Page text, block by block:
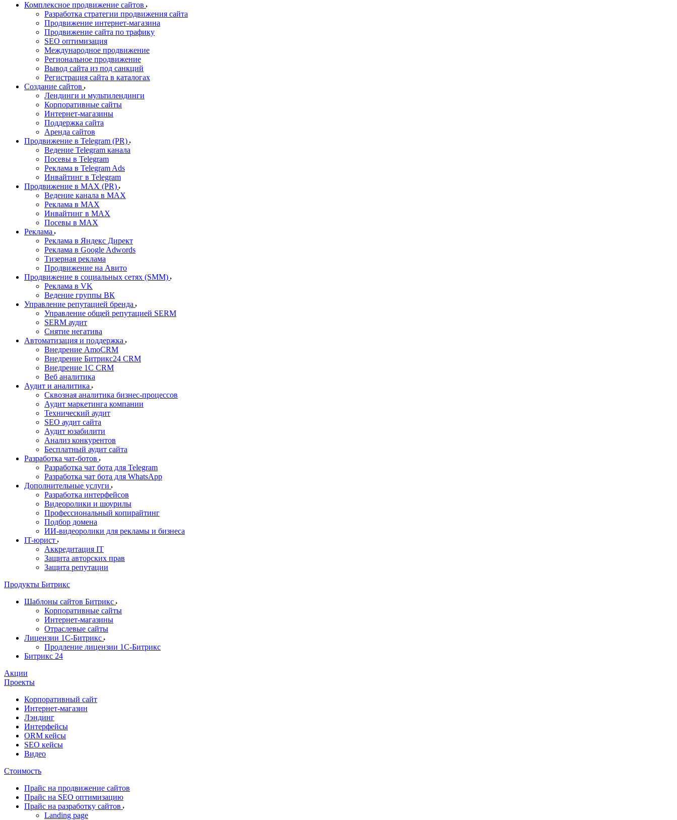
Комплексное продвижение сайтов
Разработка стратегии продвижения сайта
Продвижение интернет-магазина
Продвижение сайта по трафику
SEO оптимизация
Международное продвижение
Региональное продвижение
Вывод сайта из под санкций
Регистрация сайта в каталогах
Создание сайтов
Лендинги и мультилендинги
Корпоративные сайты
Интернет-магазины
Поддержка сайта
Аренда сайтов
Продвижение в Telegram (PR)
Ведение Telegram канала
Посевы в Telegram
Реклама в Telegram Ads
Инвайтинг в Telegram
Продвижение в MAX (PR)
Ведение канала в MAX
Реклама в MAX
Инвайтинг в MAX
Посевы в MAX
Реклама
Реклама в Яндекс Директ
Реклама в Google Adwords
Тизерная реклама
Продвижение на Авито
Продвижение в социальных сетях (SMM)
Реклама в VK
Ведение группы ВК
Управление репутацией бренда
Управление общей репутацией SERM
SERM аудит
Снятие негатива
Автоматизация и поддержка
Внедрение AmoCRM
Внедрение Битрикс24 CRM
Внедрение 1C CRM
Веб аналитика
Аудит и аналитика
Сквозная аналитика бизнес-процессов
Аудит маркетинга компании
Технический аудит
SEO аудит сайта
Аудит юзабилити
Анализ конкурентов
Бесплатный аудит сайта
Разработка чат-ботов
Разработка чат бота для Telegram
Разработка чат бота для WhatsApp
Дополнительные услуги
Разработка интерфейсов
Видеоролики и шоурилы
Профессиональный копирайтинг
Подбор домена
ИИ-видеоролики для рекламы и бизнеса
IT-юрист
Аккредитация IT
Защита авторских прав
Защита репутации
Продукты Битрикс
Шаблоны сайтов Битрикс
Корпоративные сайты
Интернет-магазины
Отраслевые сайты
Лицензии 1С-Битрикс
Продление лицензии 1С-Битрикс
Битрикс 24
Акции
Проекты
Корпоративный сайт
Интернет-магазин
Лэндинг
Интерфейсы
ORM кейсы
SEO кейсы
Видео
Стоимость
Прайс на продвижение сайтов
Прайс на SEO оптимизацию
Прайс на разработку сайтов
Landing page